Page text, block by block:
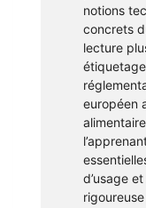
notions
concrets
lecture
européen
d’usage